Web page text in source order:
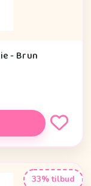
- Brun
33% tilbud